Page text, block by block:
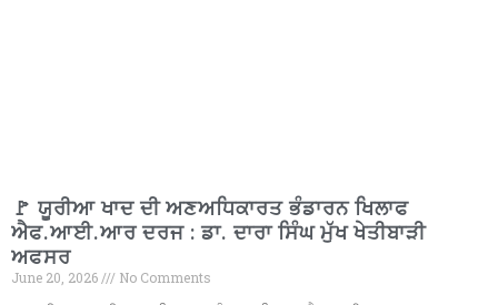
15 ਅਗਸਤ ਮੌਕੇ ਐਵਾਰਡਾਂ ਲਈ ਫਾਰਮ 10 ਅਗਸਤ ਤੱਕ
ਜਮ੍ਹਾਂ ਕਰਵਾਉਣ ਦੇ ਨਿਰਦੇਸ਼ : ਡਾ. ਹਿਮਾਂਸ਼ੂ ਅਗਰਵਾਲ
🚩 ਯੂਰੀਆ ਖਾਦ ਦੀ ਅਣਅਧਿਕਾਰਤ ਭੰਡਾਰਨ ਖਿਲਾਫ
ਐਫ.ਆਈ.ਆਰ ਦਰਜ : ਡਾ. ਦਾਰਾ ਸਿੰਘ ਮੁੱਖ ਖੇਤੀਬਾੜੀ
ਅਫਸਰ
June 20, 2026
No Comments